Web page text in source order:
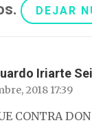
. DEJAR
Iriarte
2018 17:39
CONTRA